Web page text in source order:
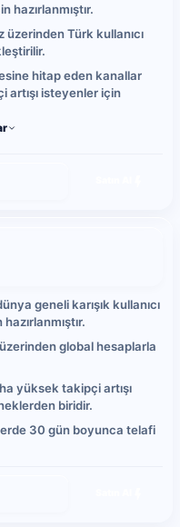
üzerinden Türk kullanıcı
hitap eden kanallar
artışı isteyenler için
ve günlük takipçi
olarak zaman içinde
geneli karışık kullanıcı
global hesaplarla
yüksek takipçi artışı
biridir.
30 gün boyunca telafi